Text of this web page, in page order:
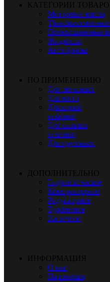
КАТЕГОРИИ
Моторные масла
Промышленные
Жидкости
Антифризы
ПО ПРИМЕНЕНИЮ
Для легковых
Для мото
Для строй
техники
Для сельхоз
техники
Для грузовых
ДОПОЛНИТЕЛЬНО
Гидравлическое
Компрессорное
Редукторное
Турбинное
Вилочное
ИНФОРМАЦИЯ
О нас
Партнерам